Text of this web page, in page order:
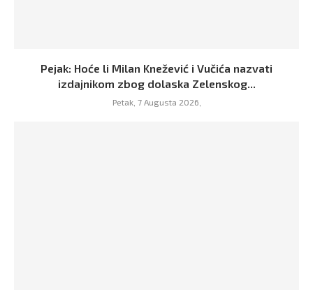
Pejak: Hoće li Milan Knežević i Vučića nazvati
izdajnikom zbog dolaska Zelenskog...
Petak, 7 Augusta 2026,